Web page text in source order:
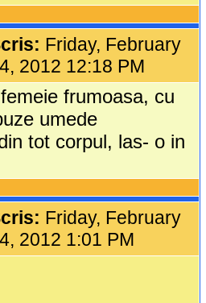
Friday, February
2012 12:18 PM
frumoasa, cu
umede
tot corpul, las- o in
Friday, February
2012 1:01 PM